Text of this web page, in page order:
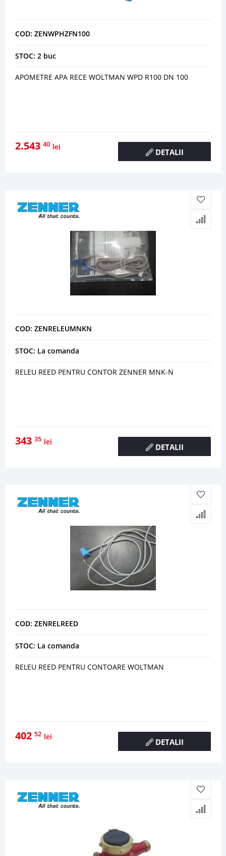
COD: ZENWPHZFN100
STOC: 2 buc
APOMETRE APA RECE WOLTMAN WPD R100 DN 100
2.543 40 lei
DETALII
COD: ZENRELEUMNKN
STOC: La comanda
RELEU REED PENTRU CONTOR ZENNER MNK-N
343 35 lei
DETALII
COD: ZENRELREED
STOC: La comanda
RELEU REED PENTRU CONTOARE WOLTMAN
402 52 lei
DETALII